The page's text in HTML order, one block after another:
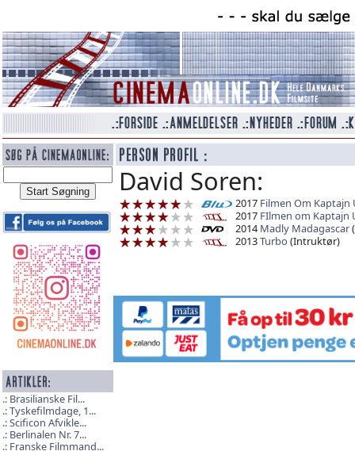
Brasilianske Fil...
Tyskefilmdage, 1...
Scificon Afvikle...
Berlinalen Nr. 7...
Franske Filmmand...
David Soren:
2017 Filmen Om Kaptajn
2017 FIlmen om Kaptajn
2014 Madly Madagascar
2013Turbo (Intruktør)